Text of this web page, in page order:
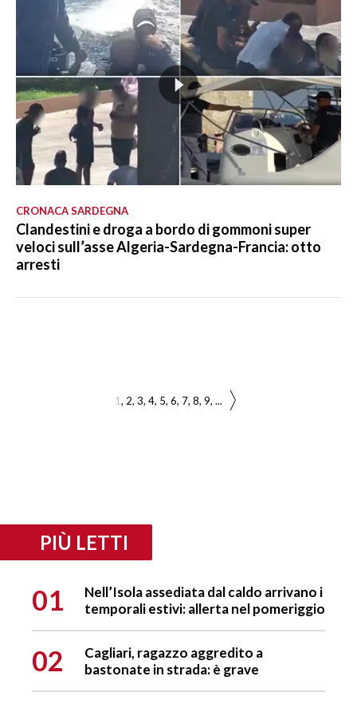
CRONACA SARDEGNA
Clandestini e droga a bordo di gommoni super
veloci sull’asse Algeria-Sardegna-Francia: otto
arresti
1 2 3 4 5 6 7 8 9 ...
PIÙ LETTI
01
Nell’Isola assediata dal caldo arrivano i
temporali estivi: allerta nel pomeriggio
02
Cagliari, ragazzo aggredito a
bastonate in strada: è grave